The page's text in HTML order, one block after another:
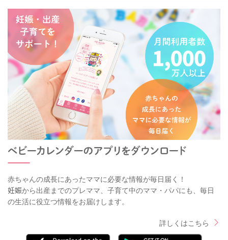
赤ちゃんの成長にあったママに必要な情報が毎日届く！
妊娠から出産までのプレママ、子育て中のママ・パパにも、毎日
の生活に役立つ情報をお届けします。
詳しくはこちら